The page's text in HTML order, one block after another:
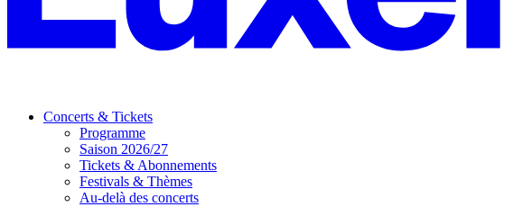
Concerts & Tickets
Programme
Saison 2026/27
Tickets & Abonnements
Festivals & Thèmes
Au-delà des concerts